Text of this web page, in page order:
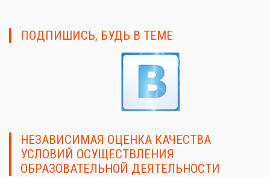
ПОДПИШИСЬ, БУДЬ В ТЕМЕ
НЕЗАВИСИМАЯ ОЦЕНКА КАЧЕСТВА
УСЛОВИЙ ОСУЩЕСТВЛЕНИЯ
ОБРАЗОВАТЕЛЬНОЙ ДЕЯТЕЛЬНОСТИ